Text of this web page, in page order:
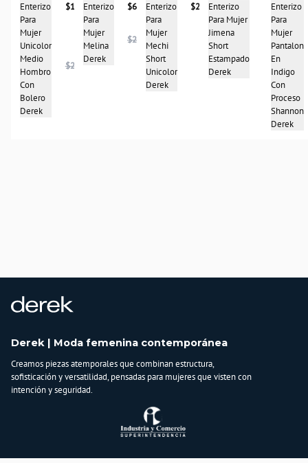
Enterizo
Para
Mujer
Unicolor
Medio
Hombro
Con
Bolero
Derek
$143.950
$287.950
Enterizo
Para
Mujer
Melina
Derek
$68.950
$227.950
Enterizo
Para
Mujer
Mechi
Short
Unicolor
Derek
$287.900Enterizo
Para Mujer
Jimena
Short
Estampado
Derek
$99.950
$198.950
Enterizo
Para
Mujer
Pantalon
En
Indigo
Con
Proceso
Shannon
Derek
Derek | Moda femenina contemporánea
Creamos piezas atemporales que combinan estructura,
sofisticación y versatilidad, pensadas para mujeres que visten con
intención y seguridad.